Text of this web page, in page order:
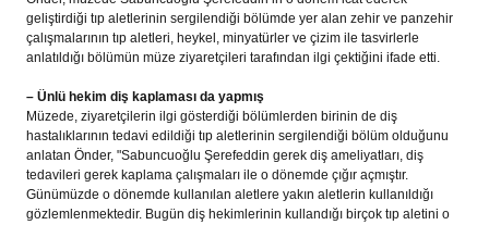
geliştirdiği tıp aletlerinin sergilendiği bölümde yer alan zehir ve panzehir
çalışmalarının tıp aletleri, heykel, minyatürler ve çizim ile tasvirlerle
anlatıldığı bölümün müze ziyaretçileri tarafından ilgi çektiğini ifade etti.
– Ünlü hekim diş kaplaması da yapmış
Müzede, ziyaretçilerin ilgi gösterdiği bölümlerden birinin de diş
hastalıklarının tedavi edildiği tıp aletlerinin sergilendiği bölüm olduğunu
anlatan Önder, "Sabuncuoğlu Şerefeddin gerek diş ameliyatları, diş
tedavileri gerek kaplama çalışmaları ile o dönemde çığır açmıştır.
Günümüzde o dönemde kullanılan aletlere yakın aletlerin kullanıldığı
gözlemlenmektedir. Bugün diş hekimlerinin kullandığı birçok tıp aletini o